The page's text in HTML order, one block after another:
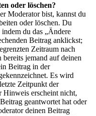
oder löschen?
Moderator bist, kannst du
oder löschen. Du
du das „Ändere
Beitrag anklickst;
Zeitraum nach
jemand auf deinen
Beitrag in der
Es wird
Zeitpunkt der
Hinweis erscheint nicht,
geantwortet hat oder
deinen Beitrag